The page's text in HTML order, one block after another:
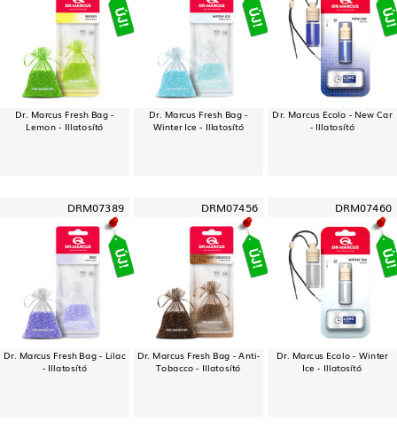
Dr. Marcus Fresh Bag -
Lemon - Illatosító
Dr. Marcus Fresh Bag -
Winter Ice - Illatosító
Dr. Marcus Ecolo - New Car
- Illatosító
DRM07389
Dr. Marcus Fresh Bag - Lilac
- Illatosító
DRM07456
Dr. Marcus Fresh Bag - Anti-
Tobacco - Illatosító
DRM07460
Dr. Marcus Ecolo - Winter
Ice - Illatosító